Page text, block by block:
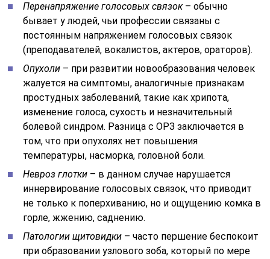
Перенапряжение голосовых связок– обычно
бывает у людей, чьи профессии связаны с
постоянным напряжением голосовых связок
(преподавателей, вокалистов, актеров, ораторов).
Опухоли – при развитии новообразования человек
жалуется на симптомы, аналогичные признакам
простудных заболеваний, такие как хрипота,
изменение голоса, сухость и незначительный
болевой синдром. Разница с ОРЗ заключается в
том, что при опухолях нет повышения
температуры, насморка, головной боли.
Невроз глотки – в данном случае нарушается
иннервирование голосовых связок, что приводит
не только к поперхиванию, но и ощущению комка в
горле, жжению, саднению.
Патологии щитовидки – часто першение беспокоит
при образовании узлового зоба, который по мере